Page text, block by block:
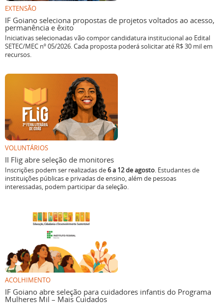
EXTENSÃO
IF Goiano seleciona propostas de projetos voltados ao acesso,
permanência e êxito
Iniciativas selecionadas vão compor candidatura institucional ao Edital
SETEC/MEC nº 05/2026. Cada proposta poderá solicitar até R$ 30 mil em
recursos.
VOLUNTÁRIOS
II Flig abre seleção de monitores
Inscrições podem ser realizadas de6 a 12 de agosto. Estudantes de
instituições públicas e privadas de ensino, além de pessoas
interessadas, podem participar da seleção.
ACOLHIMENTO
IF Goiano abre seleção para cuidadores infantis do Programa
Mulheres Mil – Mais Cuidados